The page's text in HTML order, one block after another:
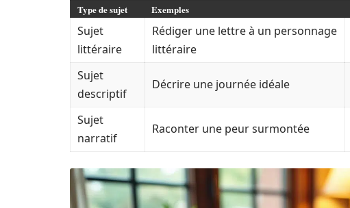
Type de sujet Exemples
Sujet
littéraire
Rédiger une lettre à un personnage
littéraire
Sujet
descriptif
Décrire une journée idéale
Sujet
narratif
Raconter une peur surmontée